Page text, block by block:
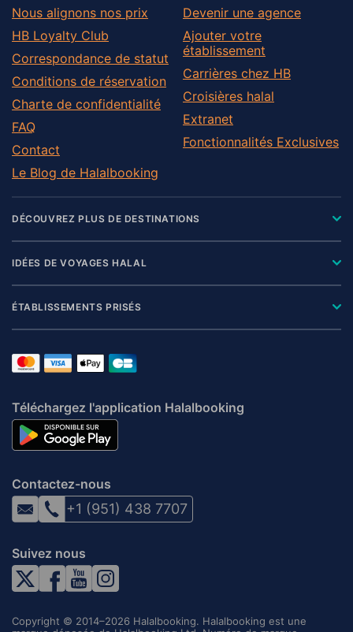
Nous alignons nos prix
HB Loyalty Club
Correspondance de statut
Conditions de réservation
Charte de confidentialité
FAQ
Contact
Le Blog de Halalbooking
Devenir une agence
Ajouter votre
établissement
Carrières chez HB
Croisières halal
Extranet
Fonctionnalités Exclusives
DÉCOUVREZ PLUS DE DESTINATIONS
IDÉES DE VOYAGES HALAL
ÉTABLISSEMENTS PRISÉS
Téléchargez l'application Halalbooking
Contactez-nous
+1 (951) 438 7707
Suivez nous
Copyright © 2014–2026 Halalbooking. Halalbooking est une